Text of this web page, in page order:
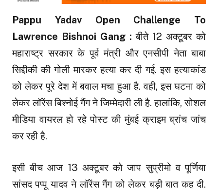
Pappu Yadav Open Challenge To
Lawrence Bishnoi Gang :बीते 12 अक्टूबर को
महाराष्ट्र सरकार के पूर्व मंत्री और एनसीपी नेता बाबा
सिद्दीकी की गोली मारकर हत्या कर दी गई. इस हत्याकांड
को लेकर पूरे देश में बवाल मचा हुआ है. वही, इस घटना को
लेकर लॉरेंस बिश्नोई गैंग ने जिम्मेदारी ली है. हालांकि, सोशल
मीडिया वायरल हो रहे पोस्ट की मुंबई क्राइम ब्रांच जांच
कर रही है.
इसी बीच आज 13 अक्टूबर को जाप सुप्रीमो व पूर्णिया
सांसद पप्पू यादव ने लॉरेंस गैंग को लेकर बड़ी बात कह दी.